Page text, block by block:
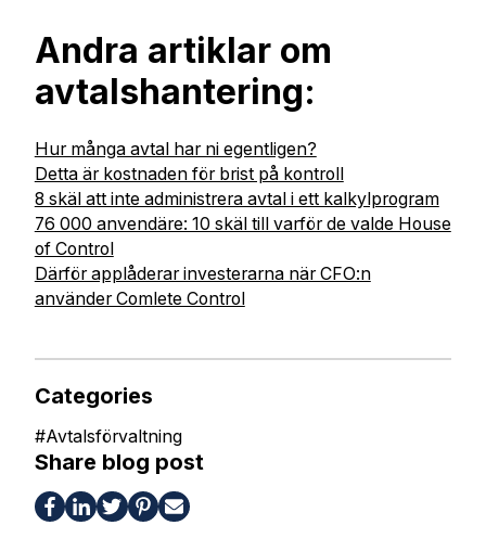
Andra artiklar om
avtalshantering:
Hur många avtal har ni egentligen?
Detta är kostnaden för brist på kontroll
8 skäl att inte administrera avtal i ett kalkylprogram
76 000 anvendäre: 10 skäl till varför de valde House
of Control
Därför applåderar investerarna när CFO:n
använder Comlete Control
Categories
#Avtalsförvaltning
Share blog post